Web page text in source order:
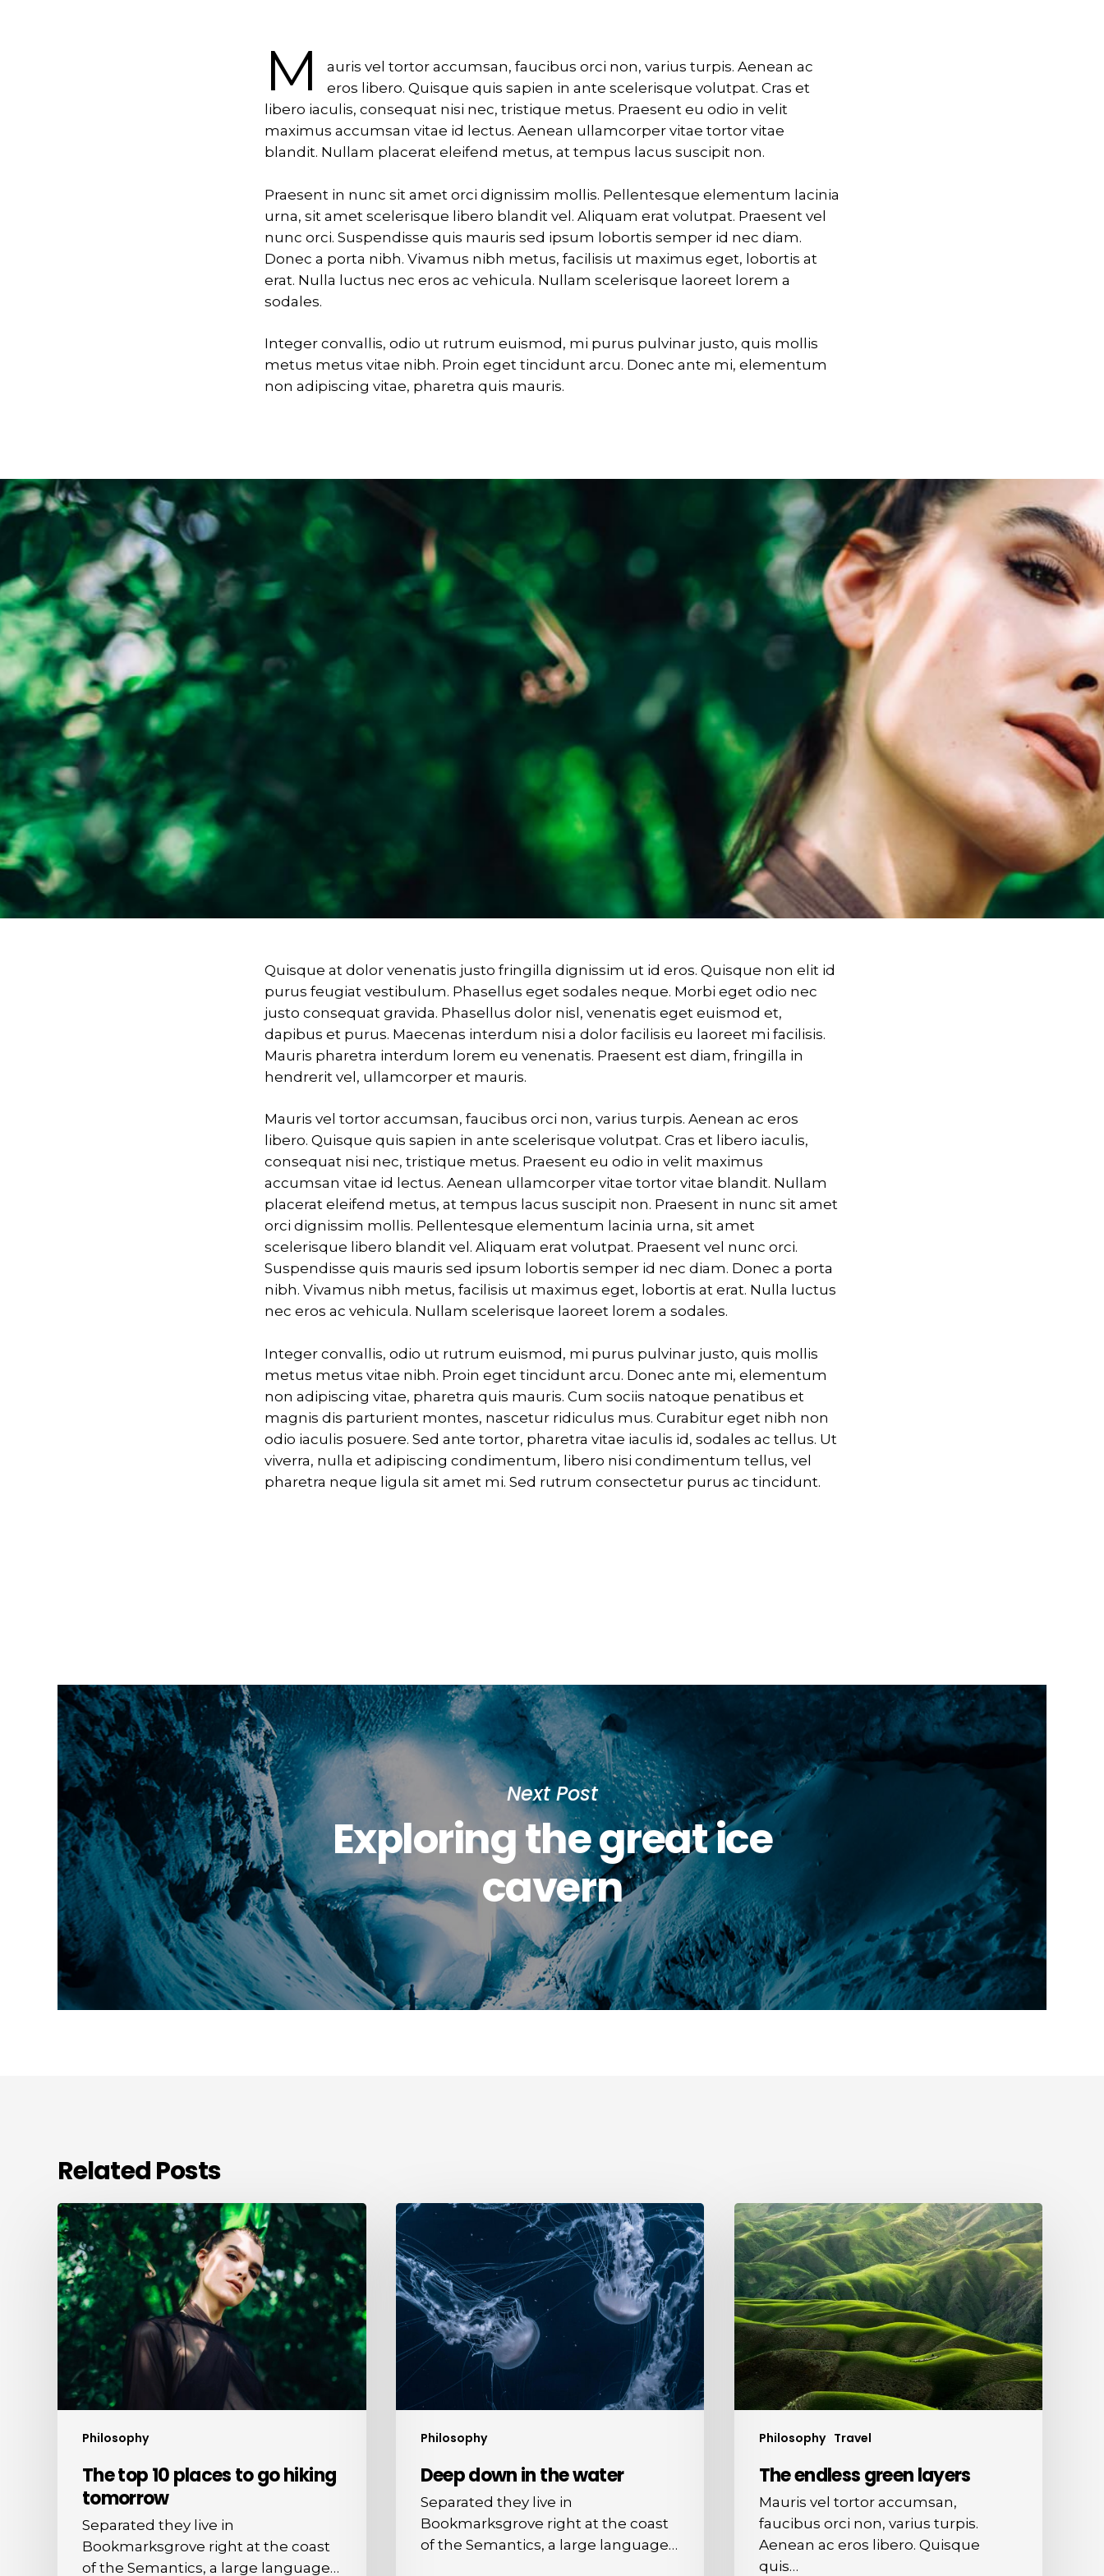
M
auris vel tortor accumsan, faucibus orci non, varius turpis. Aenean ac
eros libero. Quisque quis sapien in ante scelerisque volutpat. Cras et
libero iaculis, consequat nisi nec, tristique metus. Praesent eu odio in velit
maximus accumsan vitae id lectus. Aenean ullamcorper vitae tortor vitae
blandit. Nullam placerat eleifend metus, at tempus lacus suscipit non.
Praesent in nunc sit amet orci dignissim mollis. Pellentesque elementum lacinia
urna, sit amet scelerisque libero blandit vel. Aliquam erat volutpat. Praesent vel
nunc orci. Suspendisse quis mauris sed ipsum lobortis semper id nec diam.
Donec a porta nibh. Vivamus nibh metus, facilisis ut maximus eget, lobortis at
erat. Nulla luctus nec eros ac vehicula. Nullam scelerisque laoreet lorem a
sodales.
Integer convallis, odio ut rutrum euismod, mi purus pulvinar justo, quis mollis
metus metus vitae nibh. Proin eget tincidunt arcu. Donec ante mi, elementum
non adipiscing vitae, pharetra quis mauris.
Quisque at dolor venenatis justo fringilla dignissim ut id eros. Quisque non elit id
purus feugiat vestibulum. Phasellus eget sodales neque. Morbi eget odio nec
justo consequat gravida. Phasellus dolor nisl, venenatis eget euismod et,
dapibus et purus. Maecenas interdum nisi a dolor facilisis eu laoreet mi facilisis.
Mauris pharetra interdum lorem eu venenatis. Praesent est diam, fringilla in
hendrerit vel, ullamcorper et mauris.
Mauris vel tortor accumsan, faucibus orci non, varius turpis. Aenean ac eros
libero. Quisque quis sapien in ante scelerisque volutpat. Cras et libero iaculis,
consequat nisi nec, tristique metus. Praesent eu odio in velit maximus
accumsan vitae id lectus. Aenean ullamcorper vitae tortor vitae blandit. Nullam
placerat eleifend metus, at tempus lacus suscipit non. Praesent in nunc sit amet
orci dignissim mollis. Pellentesque elementum lacinia urna, sit amet
scelerisque libero blandit vel. Aliquam erat volutpat. Praesent vel nunc orci.
Suspendisse quis mauris sed ipsum lobortis semper id nec diam. Donec a porta
nibh. Vivamus nibh metus, facilisis ut maximus eget, lobortis at erat. Nulla luctus
nec eros ac vehicula. Nullam scelerisque laoreet lorem a sodales.
Integer convallis, odio ut rutrum euismod, mi purus pulvinar justo, quis mollis
metus metus vitae nibh. Proin eget tincidunt arcu. Donec ante mi, elementum
non adipiscing vitae, pharetra quis mauris. Cum sociis natoque penatibus et
magnis dis parturient montes, nascetur ridiculus mus. Curabitur eget nibh non
odio iaculis posuere. Sed ante tortor, pharetra vitae iaculis id, sodales ac tellus. Ut
viverra, nulla et adipiscing condimentum, libero nisi condimentum tellus, vel
pharetra neque ligula sit amet mi. Sed rutrum consectetur purus ac tincidunt.
Next Post
Exploring the great ice
cavern
Related Posts
Philosophy
The
top
10
places
to
go
hiking
tomorrow
The top 10 places to go hiking
tomorrow
Separated they live in
Bookmarksgrove right at the coast
of the Semantics, a large language…
Philosophy
Deep
down
in
the
water
Deep down in the water
Separated they live in
Bookmarksgrove right at the coast
of the Semantics, a large language…
Philosophy Travel
The
endless
green
layers
The endless green layers
Mauris vel tortor accumsan,
faucibus orci non, varius turpis.
Aenean ac eros libero. Quisque
quis…